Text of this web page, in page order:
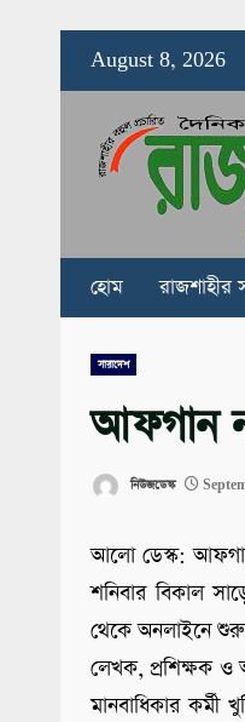
August 8, 2026
হোম রাজশাহীর
সারাদেশ
আফগান
নিউজডেস্ক
আলো ডেস্ক: আফগান
শনিবার বিকাল
থেকে অনলাইনে শুরু
লেখক, প্রশিক্ষক ও
মানবাধিকার কর্মী